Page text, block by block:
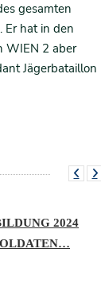
gesamten
Er hat in den
WIEN 2 aber
Jägerbataillon
2024